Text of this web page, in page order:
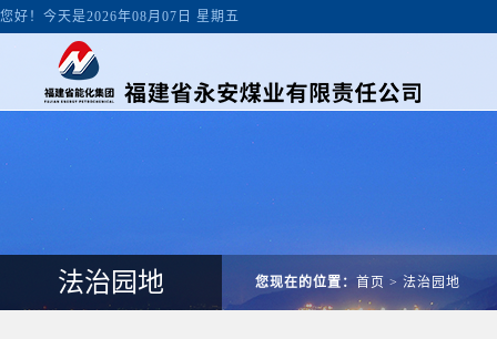
您好！今天是2026年08月07日 星期五
法治园地 您现在的位置： 首页 > 法治园地